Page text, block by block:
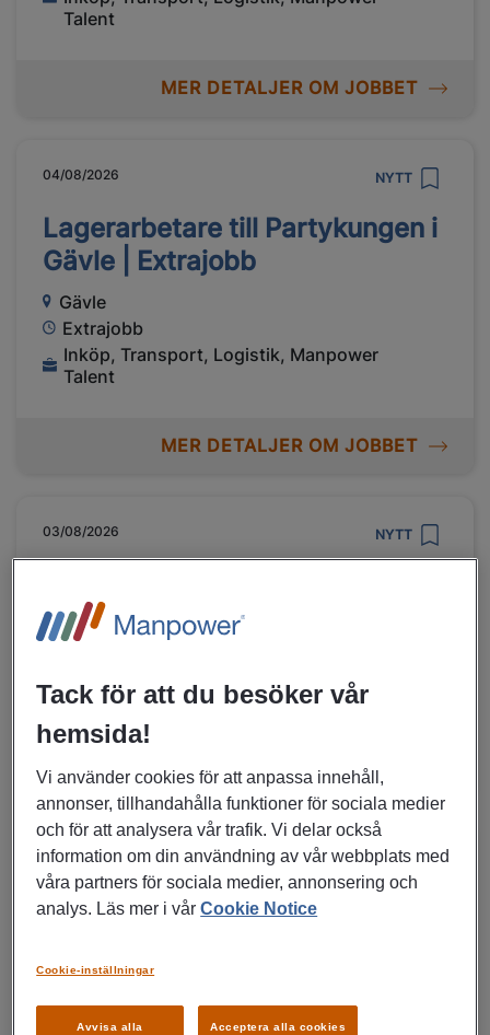
Talent
MER DETALJER OM JOBBET
04/08/2026 NYTT
Lagerarbetare till Partykungen i
Gävle | Extrajobb
Gävle
Extrajobb
Inköp, Transport, Logistik, Manpower
Talent
MER DETALJER OM JOBBET
03/08/2026 NYTT
Umeå
Industri, Produktion, Inköp, Transport,
Logistik, Manpower Talent
MER DETALJER OM JOBBET
03/08/2026 NYTT
Lagerarbetare till Lindex i
Alingsås
Extrajobb
Tack för att du besöker vår
hemsida!
Vi använder cookies för att anpassa innehåll,
annonser, tillhandahålla funktioner för sociala medier
och för att analysera vår trafik. Vi delar också
information om din användning av vår webbplats med
våra partners för sociala medier, annonsering och
analys. Läs mer i vårCookie Notice
Avvisa alla Acceptera alla cookies
Cookie-inställningar